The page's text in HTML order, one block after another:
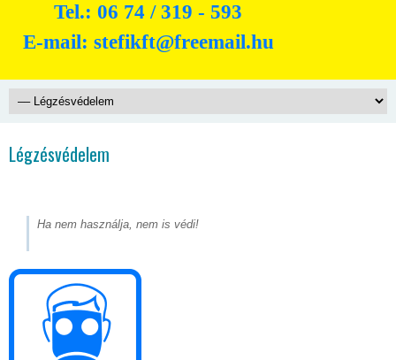
Tel.: 06 74 / 319 - 593
E-mail: stefikft@freemail.hu
Légzésvédelem
Ha nem használja, nem is védi!